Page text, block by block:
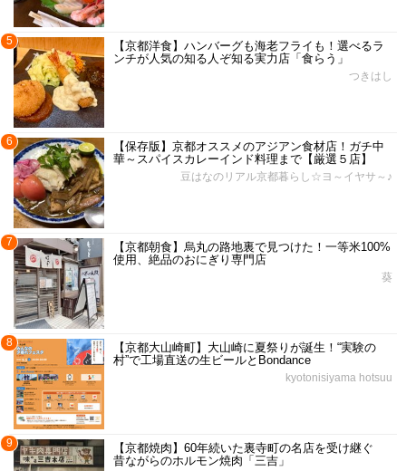
5
【京都洋食】ハンバーグも海老フライも！選べるラ
ンチが人気の知る人ぞ知る実力店「食らう」
つきはし
6
【保存版】京都オススメのアジアン食材店！ガチ中
華～スパイスカレーインド料理まで【厳選５店】
豆はなのリアル京都暮らし☆ヨ～イヤサ～♪
7
【京都朝食】烏丸の路地裏で見つけた！一等米100%
使用、絶品のおにぎり専門店
葵
8
【京都大山崎町】大山崎に夏祭りが誕生！“実験の
村”で工場直送の生ビールとBondance
kyotonisiyama hotsuu
9
【京都焼肉】60年続いた裏寺町の名店を受け継ぐ
昔ながらのホルモン焼肉「三吉」